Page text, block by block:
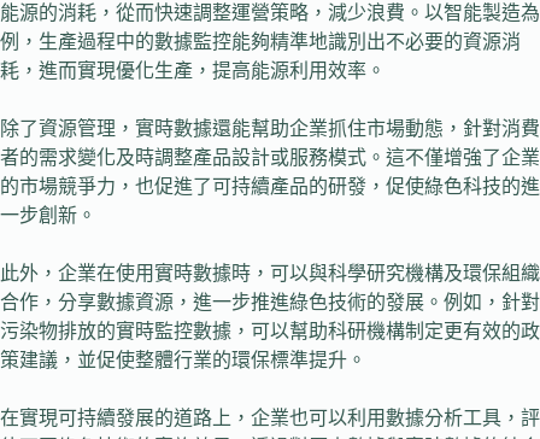
能源的消耗，從而快速調整運營策略，減少浪費。以智能製造為
例，生產過程中的數據監控能夠精準地識別出不必要的資源消
耗，進而實現優化生產，提高能源利用效率。
除了資源管理，實時數據還能幫助企業抓住市場動態，針對消費
者的需求變化及時調整產品設計或服務模式。這不僅增強了企業
的市場競爭力，也促進了可持續產品的研發，促使綠色科技的進
一步創新。
此外，企業在使用實時數據時，可以與科學研究機構及環保組織
合作，分享數據資源，進一步推進綠色技術的發展。例如，針對
污染物排放的實時監控數據，可以幫助科研機構制定更有效的政
策建議，並促使整體行業的環保標準提升。
在實現可持續發展的道路上，企業也可以利用數據分析工具，評